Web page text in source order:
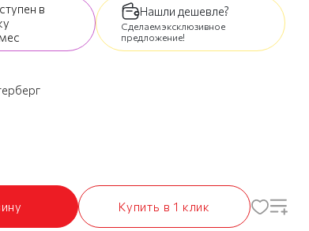
в
Нашли дешевле?
Сделаем эксклюзивное
предложение!
Купить в 1 клик